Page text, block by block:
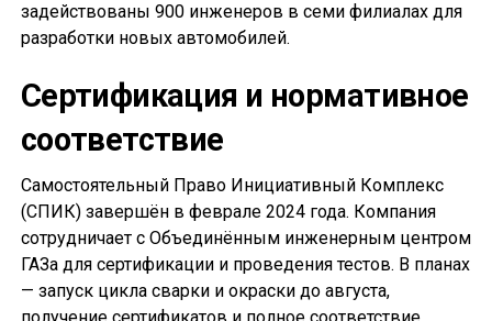
задействованы 900 инженеров в семи филиалах для
разработки новых автомобилей.
Сертификация и нормативное
соответствие
Самостоятельный Право Инициативный Комплекс
(СПИК) завершён в феврале 2024 года. Компания
сотрудничает с Объединённым инженерным центром
ГАЗа для сертификации и проведения тестов. В планах
— запуск цикла сварки и окраски до августа,